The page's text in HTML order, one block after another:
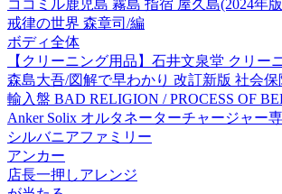
ココミル鹿児島 霧島 指宿 屋久島(2024年
戒律の世界 森章司/編
ボディ全体
【クリーニング用品】石井文泉堂 クリ
森島大吾/図解で早わかり 改訂新版 社会
輸入盤 BAD RELIGION / PROCESS OF
Anker Solix オルタネーターチャージャー
シルバニアファミリー
アンカー
店長一押しアレンジ